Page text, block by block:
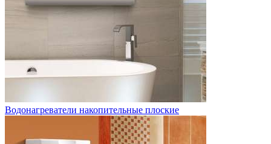
Водонагреватели накопительные плоские